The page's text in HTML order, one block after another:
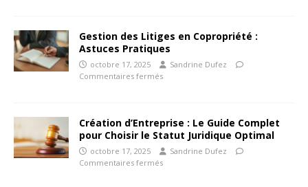
Gestion des Litiges en Copropriété :
Astuces Pratiques
octobre 17, 2025
Sandrine Dufez
Commentaires fermés
Création d’Entreprise : Le Guide Complet
pour Choisir le Statut Juridique Optimal
octobre 17, 2025
Sandrine Dufez
Commentaires fermés